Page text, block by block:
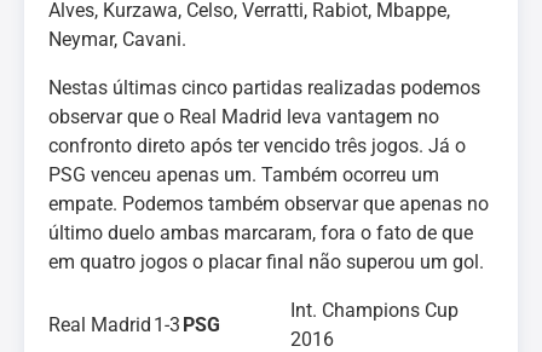
Alves, Kurzawa, Celso, Verratti, Rabiot, Mbappe,
Neymar, Cavani.
Nestas últimas cinco partidas realizadas podemos
observar que o Real Madrid leva vantagem no
confronto direto após ter vencido três jogos. Já o
PSG venceu apenas um. Também ocorreu um
empate. Podemos também observar que apenas no
último duelo ambas marcaram, fora o fato de que
em quatro jogos o placar final não superou um gol.
Real Madrid 1-3 PSG
Int. Champions Cup
2016